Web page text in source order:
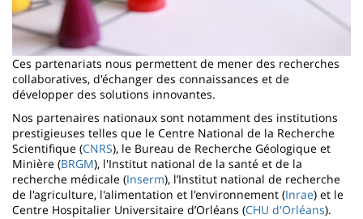
Ces partenariats nous permettent de mener des recherches
collaboratives, d'échanger des connaissances et de
développer des solutions innovantes.
Nos partenaires nationaux sont notamment des institutions
prestigieuses telles que le Centre National de la Recherche
Scientifique (CNRS), le Bureau de Recherche Géologique et
Minière (BRGM), l'Institut national de la santé et de la
recherche médicale (Inserm), l’Institut national de recherche
de l'agriculture, l'alimentation et l'environnement (Inrae) et le
Centre Hospitalier Universitaire d’Orléans (CHU d'Orléans).